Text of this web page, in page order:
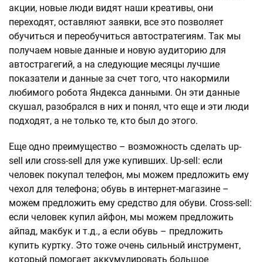
акции, новые люди видят наши креативы, они
переходят, оставляют заявки, все это позволяет
обучиться и переобучиться автостратегиям. Так мы
получаем новые данные и новую аудиторию для
автострагегий, а на следующие месяцы лучшие
показатели и данные за счет того, что накормили
любимого робота Яндекса данными. Он эти данные
скушал, разобрался в них и понял, что еще и эти люди
подходят, а не только те, кто был до этого.
Еще одно преимущество – возможность сделать up-
sell или cross-sell для уже купивших. Up-sell: если
человек покупал телефон, мы можем предложить ему
чехол для телефона; обувь в интернет-магазине –
можем предложить ему средство для обуви. Cross-sell:
если человек купил айфон, мы можем предложить
айпад, макбук и т.д., а если обувь – предложить
купить куртку. Это тоже очень сильный инструмент,
который помогает аккумулировать большое